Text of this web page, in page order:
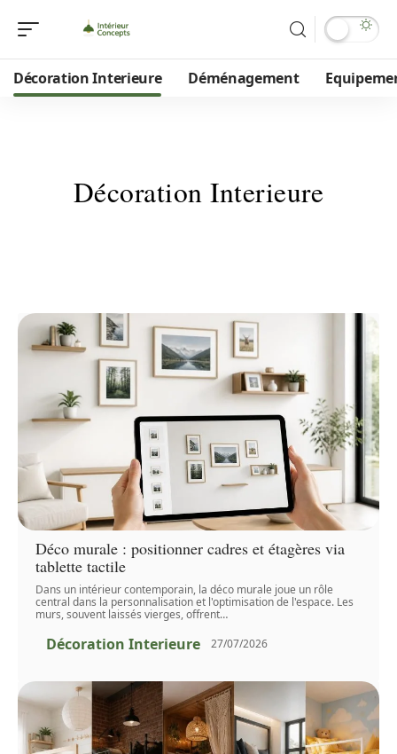
Décoration Interieure Déménagement
Décoration Interieure
Déco murale : positionner cadres et étagères via
tablette tactile
Dans un intérieur contemporain, la déco murale joue un rôle
central dans la personnalisation et l'optimisation de l'espace. Les
murs, souvent laissés vierges, offrent…
Décoration Interieure 27/07/2026